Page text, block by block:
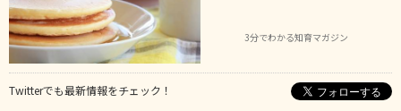
3分でわかる知育マガジン
Twitterでも最新情報をチェック！